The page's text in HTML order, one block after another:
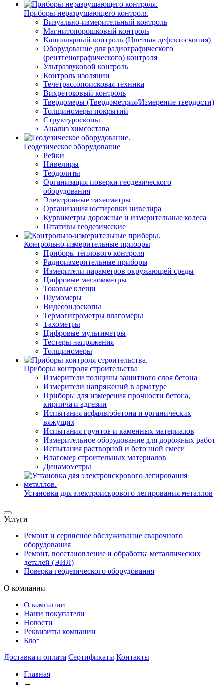
Приборы неразрушающего контроля
Визуально-измерительный контроль
Магнитопорошковый контроль
Капиллярный контроль (Цветная дефектоскопия)
Оборудование для радиографического
(рентгенографического) контроля
Ультразвуковой контроль
Контроль изоляции
Течетрассопоисковая техника
Вихретоковый контроль
Твердомеры (Твердометрия/Измерение твердости)
Толщиномеры покрытий
Структуроскопы
Анализ химсостава
Геодезическое оборудование
Рейки
Нивелиры
Теодолиты
Организация поверки геодезического
оборудования
Электронные тахеометры
Организация юстировки нивелира
Курвиметры дорожные и измерительные колеса
Штативы геодезические
Контрольно-измерительные приборы
Приборы теплового контроля
Радиоизмерительные приборы
Измерители параметров окружающей среды
Цифровые мегаомметры
Токовые клещи
Шумомеры
Видеоэндоскопы
Термогигрометры влагомеры
Тахометры
Цифровые мультиметры
Тестеры напряжения
Толщиномеры
Приборы контроля строительства
Измерители толщины защитного слоя бетона
Измерители напряжений в арматуре
Приборы для измерения прочности бетона,
кирпича и адгезии
Испытания асфальтобетона и органических
вяжущих
Испытания грунтов и каменных материалов
Измерительное оборудование для дорожных работ
Испытания растворной и бетонной смеси
Влагомер строительных материалов
Динамометры
Установка для электроискрового легирования металлов
Услуги
Ремонт и сервисное обслуживание сварочного
оборудования
Ремонт, восстановление и обработка металлических
деталей (ЭИЛ)
Поверка геодезического оборудования
О компании
О компании
Наши покупатели
Новости
Реквизиты компании
Блог
Доставка и оплата Сертификаты Контакты
Главная
→